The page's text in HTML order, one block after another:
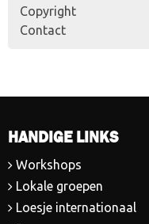
Copyright
Contact
HANDIGE LINKS
Workshops
Lokale groepen
Loesje internationaal